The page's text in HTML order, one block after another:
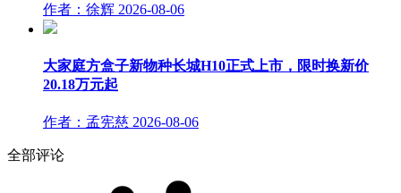
作者：徐辉 2026-08-06
大家庭方盒子新物种长城H10正式上市，限时换新价
20.18万元起
作者：孟宪慈 2026-08-06
全部评论